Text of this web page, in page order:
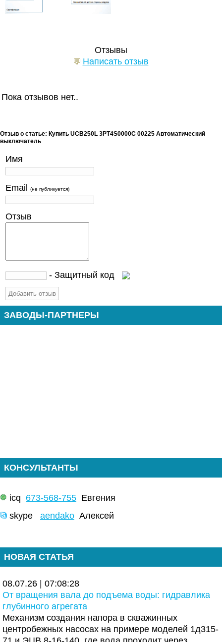
Отзывы
Написать отзыв
Пока отзывов нет..
Отзыв о статье: Купить UCB250L 3PT4S0000C 00225 Автоматический
выключатель
Имя
Email (не публикуется)
Отзыв
- Защитный код
ЗАВОДЫ-ПАРТНЕРЫ
КОНСУЛЬТАНТЫ
icq 673-568-755 Евгения
skype aendako Алексей
НОВАЯ СТАТЬЯ
08.07.26 | 07:08:28
От вращения вала до подъема воды: гидравлика
глубинного агрегата
Механизм создания напора в скважинных
центробежных насосах на примере моделей 1д315-